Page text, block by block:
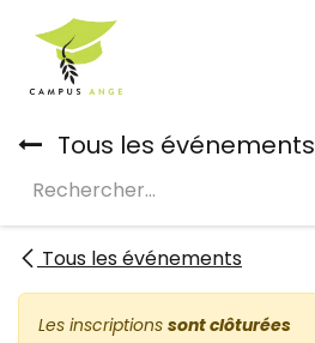
Se rendre au contenu
Tous les événements
Tous les événements
Les inscriptions sont clôturées